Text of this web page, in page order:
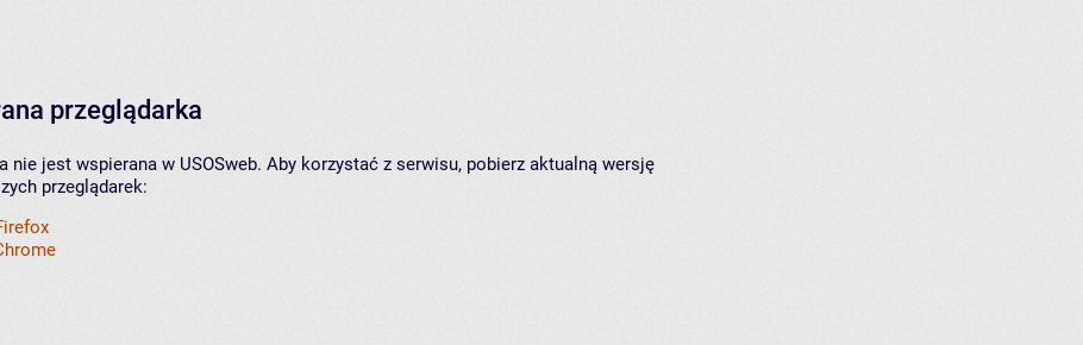
przeglądarka
nie jest wspierana w USOSweb. Aby korzystać z serwisu, pobierz aktualną wersję
przeglądarek: